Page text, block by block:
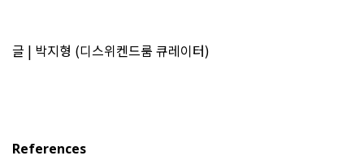
글 | 박지형 (디스위켄드룸 큐레이터)
References